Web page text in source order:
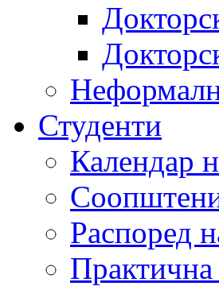
Студенти
Календар
Распоред
Практична